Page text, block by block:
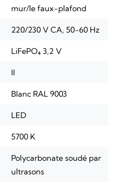
mur/le faux-plafond
220/230 V CA, 50-60 Hz
LiFePO₄ 3,2 V
II
Blanc RAL 9003
LED
5700 K
Polycarbonate soudé par
ultrasons